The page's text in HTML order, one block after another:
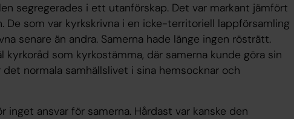
segregerades i ett utanförskap. Det var markant jämfört
De som var kyrkskrivna i en icke-territoriell lappförsamling
senare än andra. Samerna hade länge ingen rösträtt.
kyrkoråd som kyrkostämma, där samerna kunde göra sin
normala samhällslivet i sina hemsocknar och
inget ansvar för samerna. Hårdast var kanske den